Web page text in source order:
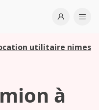
Open
utilitaire nimes
à